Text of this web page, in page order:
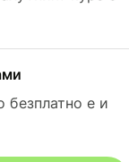
безплатно е и